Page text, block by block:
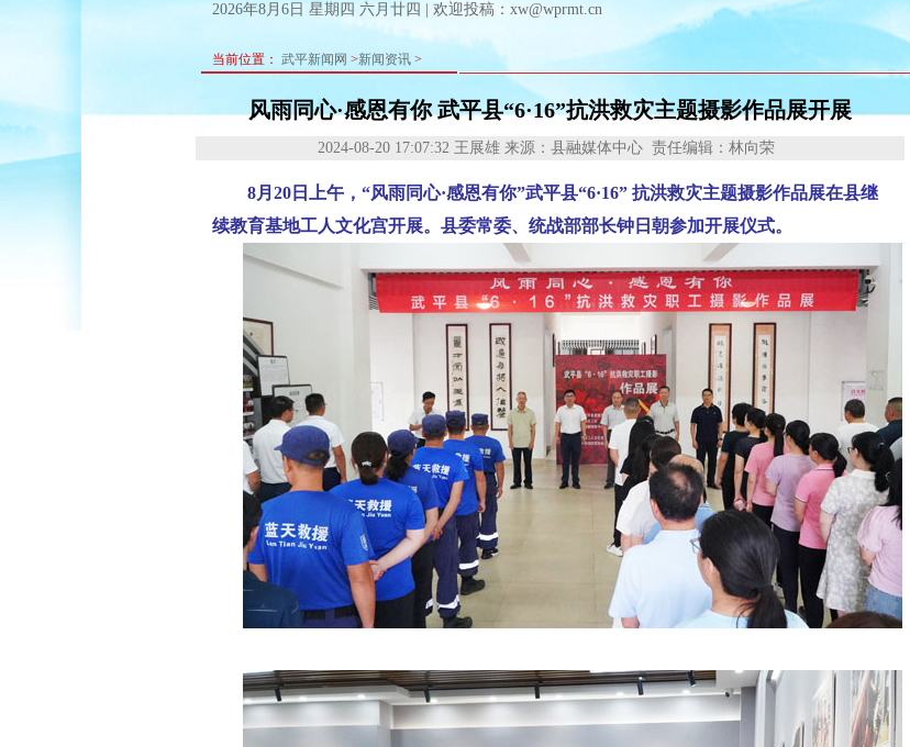
2026年8月6日 星期四 六月廿四 | 欢迎投稿：xw@wprmt.cn
当前位置： 武平新闻网 >新闻资讯 >
风雨同心·感恩有你 武平县“6·16”抗洪救灾主题摄影作品展开展
2024-08-20 17:07:32 王展雄 来源：县融媒体中心 责任编辑：林向荣
8月20日上午，“风雨同心·感恩有你”武平县“6·16” 抗洪救灾主题摄影作品展在县继
续教育基地工人文化宫开展。县委常委、统战部部长钟日朝参加开展仪式。